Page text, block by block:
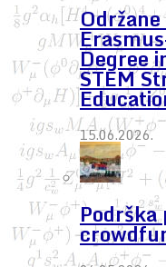
Degree
STEM
15.06.2026.